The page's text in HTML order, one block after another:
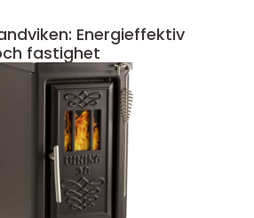
Energieffektiv
fastighet